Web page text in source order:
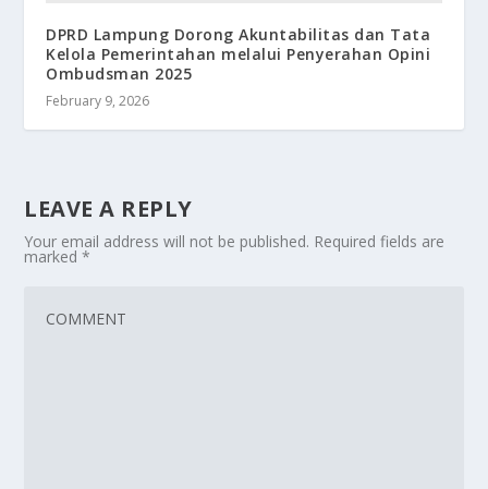
DPRD Lampung Dorong Akuntabilitas dan Tata
Kelola Pemerintahan melalui Penyerahan Opini
Ombudsman 2025
February 9, 2026
LEAVE A REPLY
Your email address will not be published. Required fields are
marked*